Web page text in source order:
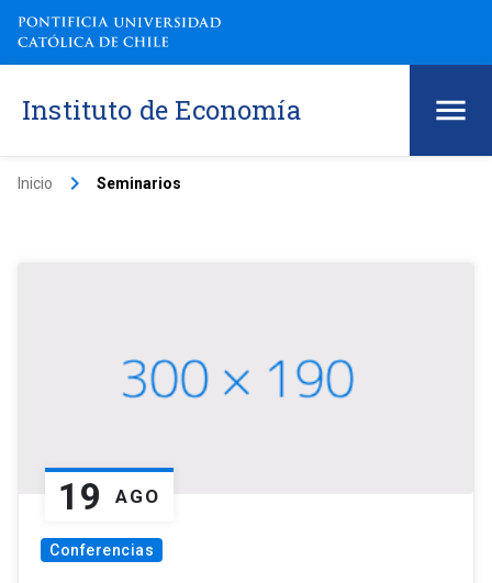
Instituto de Economía
Inicio keyboard_arrow_right Seminarios
19 AGO
Conferencias